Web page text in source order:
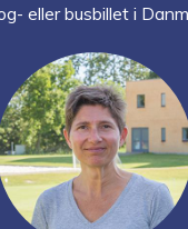
eller busbillet i